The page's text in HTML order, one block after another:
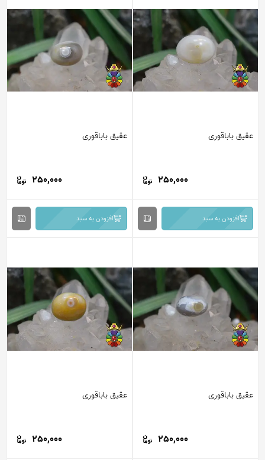
عقیق باباقوری
250,000
افزودن به سبد
عقیق باباقوری
250,000
افزودن به سبد
عقیق باباقوری
250,000
عقیق باباقوری
250,000